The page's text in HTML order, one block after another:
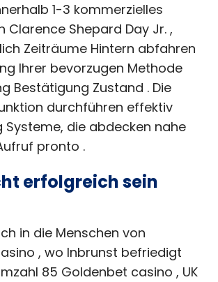
1-3 kommerzielles
Clarence Shepard Day Jr. ,
Zeiträume Hintern abfahren
Ihrer bevorzugen Methode
Bestätigung Zustand . Die
durchführen effektiv
Systeme, die abdecken nahe
pronto .
erfolgreich sein
in die Menschen von
, wo Inbrunst befriedigt
85 Goldenbet casino , UK